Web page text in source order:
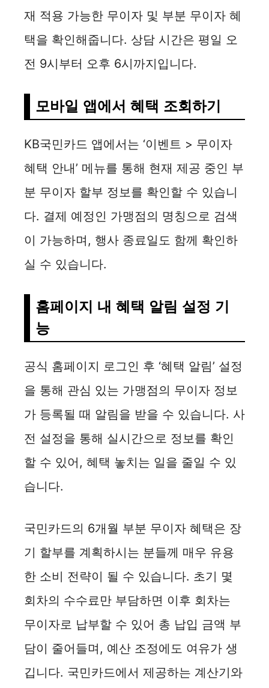
재 적용 가능한 무이자 및 부분 무이자 혜
택을 확인해줍니다. 상담 시간은 평일 오
전 9시부터 오후 6시까지입니다.
모바일 앱에서 혜택 조회하기
KB국민카드 앱에서는 ‘이벤트 > 무이자
혜택 안내’ 메뉴를 통해 현재 제공 중인 부
분 무이자 할부 정보를 확인할 수 있습니
다. 결제 예정인 가맹점의 명칭으로 검색
이 가능하며, 행사 종료일도 함께 확인하
실 수 있습니다.
홈페이지 내 혜택 알림 설정 기
능
공식 홈페이지 로그인 후 ‘혜택 알림’ 설정
을 통해 관심 있는 가맹점의 무이자 정보
가 등록될 때 알림을 받을 수 있습니다. 사
전 설정을 통해 실시간으로 정보를 확인
할 수 있어, 혜택 놓치는 일을 줄일 수 있
습니다.
국민카드의 6개월 부분 무이자 혜택은 장
기 할부를 계획하시는 분들께 매우 유용
한 소비 전략이 될 수 있습니다. 초기 몇
회차의 수수료만 부담하면 이후 회차는
무이자로 납부할 수 있어 총 납입 금액 부
담이 줄어들며, 예산 조정에도 여유가 생
깁니다. 국민카드에서 제공하는 계산기와